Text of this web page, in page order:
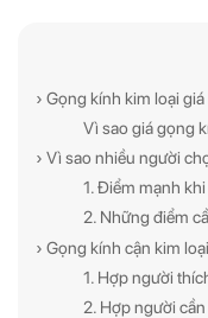
› Gọng kính kim loại
Vì sao giá gọng
› Vì sao nhiều người
1. Điểm mạnh
2. Những điểm
› Gọng kính cận kim
1. Hợp người
2. Hợp người